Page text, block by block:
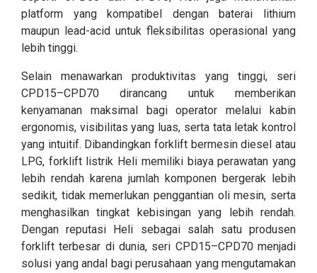
platform yang kompatibel dengan baterai lithium
maupun lead-acid untuk fleksibilitas operasional yang
lebih tinggi.
Selain menawarkan produktivitas yang tinggi, seri
CPD15–CPD70 dirancang untuk memberikan
kenyamanan maksimal bagi operator melalui kabin
ergonomis, visibilitas yang luas, serta tata letak kontrol
yang intuitif. Dibandingkan forklift bermesin diesel atau
LPG, forklift listrik Heli memiliki biaya perawatan yang
lebih rendah karena jumlah komponen bergerak lebih
sedikit, tidak memerlukan penggantian oli mesin, serta
menghasilkan tingkat kebisingan yang lebih rendah.
Dengan reputasi Heli sebagai salah satu produsen
forklift terbesar di dunia, seri CPD15–CPD70 menjadi
solusi yang andal bagi perusahaan yang mengutamakan